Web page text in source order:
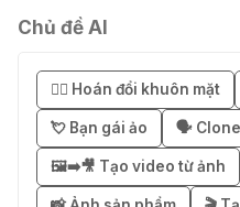
Business
03 Thg 08
🎁 Mẹo nhận
Chủ đề AI
😶‍🌫️ Hoán đổi khuôn mặt
💘 Bạn gái ảo 🗣️
🖼️➡️🎥 Tạo video từ ảnh